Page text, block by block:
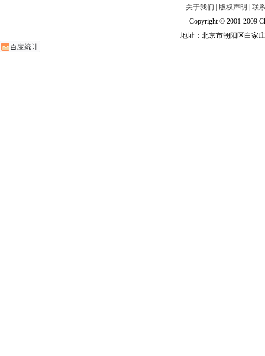
关于我们 版权声明
联
Copyright © 2001-2009
地址：北京市朝阳区白家